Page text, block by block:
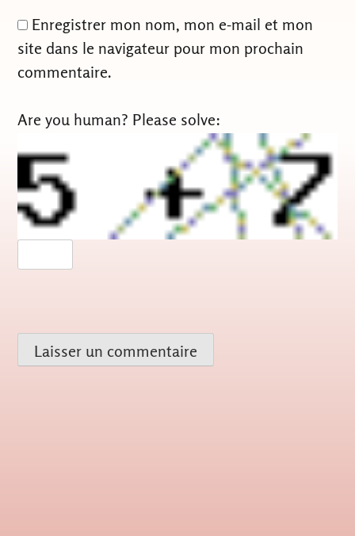
Enregistrer mon nom, mon e-mail et mon
site dans le navigateur pour mon prochain
commentaire.
Are you human? Please solve: